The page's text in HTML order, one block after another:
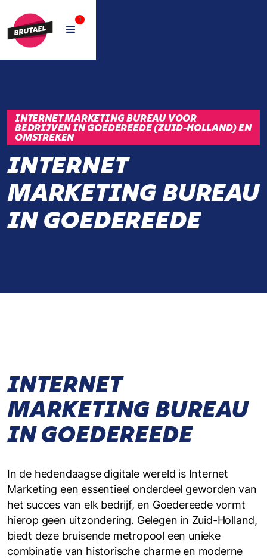
1
INTERNET MARKETING BUREAU VOOR
BEDRIJVEN IN GOEDEREEDE (ZUID-HOLLAND) EN
OMSTREKEN
INTERNET
MARKETING BUREAU
IN GOEDEREEDE
INTERNET
MARKETING BUREAU
IN GOEDEREEDE
In de hedendaagse digitale wereld is Internet
Marketing een essentieel onderdeel geworden van
het succes van elk bedrijf, en Goedereede vormt
hierop geen uitzondering. Gelegen in Zuid-Holland,
biedt deze bruisende metropool een unieke
combinatie van historische charme en moderne